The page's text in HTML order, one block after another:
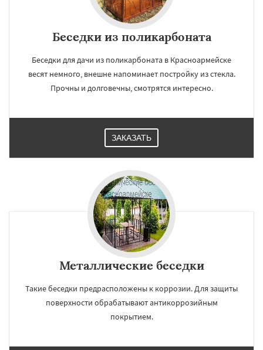
Беседки из поликарбоната
Беседки для дачи из поликарбоната в Красноармейске
весят немного, внешне напоминает постройку из стекла.
Прочны и долговечны, смотрятся интересно.
ЗАКАЗАТЬ
Металлические беседки
Такие беседки предрасположены к коррозии. Для защиты
поверхности обрабатывают антикоррозийным
покрытием.